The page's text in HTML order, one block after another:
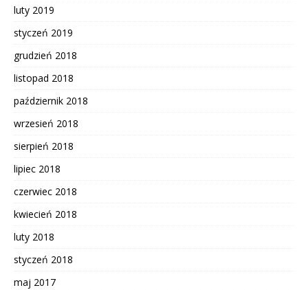
luty 2019
styczeń 2019
grudzień 2018
listopad 2018
październik 2018
wrzesień 2018
sierpień 2018
lipiec 2018
czerwiec 2018
kwiecień 2018
luty 2018
styczeń 2018
maj 2017